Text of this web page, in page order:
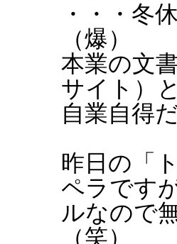
・・・冬
（爆）
本業の文
サイト）
自業自得
昨日の「
ペラです
ルなので
（笑）